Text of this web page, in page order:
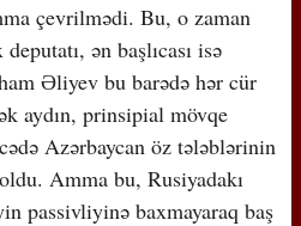
çevrilmədi. Bu, o zaman
ən başlıcası isə
Əliyev bu barədə hər cür
aydın, prinsipial mövqe
Azərbaycan öz tələblərinin
Amma bu, Rusiyadakı
passivliyinə baxmayaraq baş